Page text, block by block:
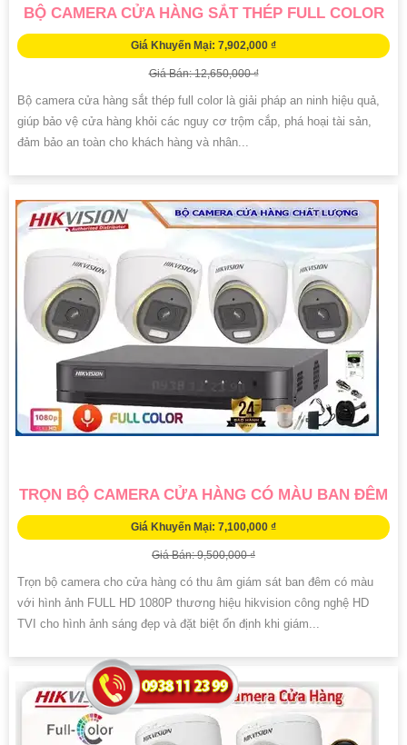
BỘ CAMERA CỬA HÀNG SẮT THÉP FULL COLOR
Giá Khuyến Mại: 7,902,000 ₫
Giá Bán: 12,650,000 ₫
Bộ camera cửa hàng sắt thép full color là giải pháp an ninh hiệu quả,
giúp bảo vệ cửa hàng khỏi các nguy cơ trộm cắp, phá hoại tài sản,
đảm bảo an toàn cho khách hàng và nhân...
TRỌN BỘ CAMERA CỬA HÀNG CÓ MÀU BAN ĐÊM
Giá Khuyến Mại: 7,100,000 ₫
Giá Bán: 9,500,000 ₫
Trọn bộ camera cho cửa hàng có thu âm giám sát ban đêm có màu
với hình ảnh FULL HD 1080P thương hiệu hikvision công nghệ HD
TVI cho hình ảnh sáng đẹp và đặt biệt ổn định khi giám...